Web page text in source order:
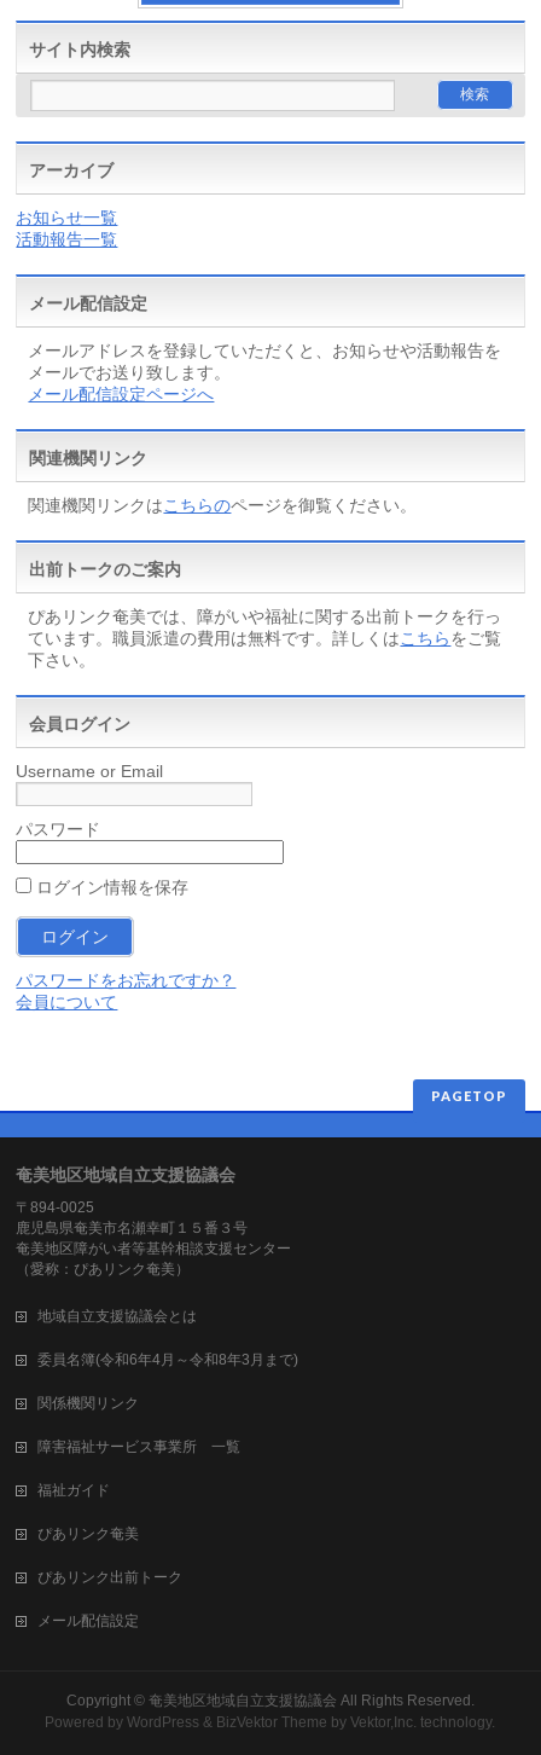
サイト内検索
アーカイブ
お知らせ一覧
活動報告一覧
メール配信設定
メールアドレスを登録していただくと、お知らせや活動報告を
メールでお送り致します。
メール配信設定ページへ
関連機関リンク
関連機関リンクはこちらのページを御覧ください。
出前トークのご案内
ぴあリンク奄美では、障がいや福祉に関する出前トークを行っ
ています。職員派遣の費用は無料です。詳しくはこちらをご覧
下さい。
会員ログイン
Username or Email
パスワード
ログイン情報を保存
パスワードをお忘れですか？
会員について
PAGETOP
奄美地区地域自立支援協議会
〒894-0025
鹿児島県奄美市名瀬幸町１５番３号
奄美地区障がい者等基幹相談支援センター
（愛称：ぴあリンク奄美）
地域自立支援協議会とは
委員名簿(令和6年4月～令和8年3月まで)
関係機関リンク
障害福祉サービス事業所 一覧
福祉ガイド
ぴあリンク奄美
ぴあリンク出前トーク
メール配信設定
Copyright © 奄美地区地域自立支援協議会 All Rights Reserved.
Powered byWordPress & BizVektor Theme byVektor,Inc. technology.